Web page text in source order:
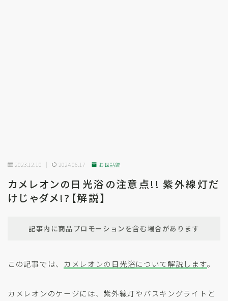
2023.12.10 2024.06.17 お世話編
カメレオンの日光浴の注意点!! 紫外線灯だ
けじゃダメ!?【解説】
記事内に商品プロモーションを含む場合があります
この記事では、 カメレオンの日光浴について解説します。
カメレオンのケージには、紫外線灯やバスキングライトと